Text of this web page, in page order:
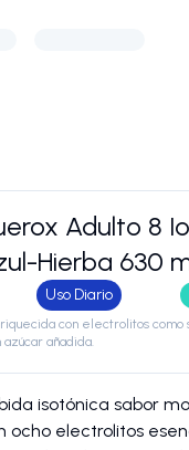
Adulto 8
Hierba 630
Uso Diario
con electrolitos como
azúcar añadida.
isotónica sabor
ocho electrolitos